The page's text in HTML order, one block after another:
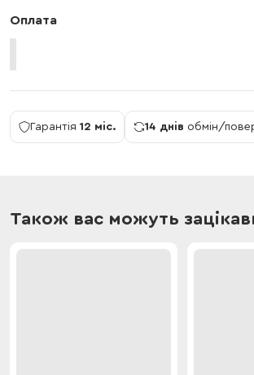
Оплата
Гарантія 12 міс. 14 днів обмін/
Також вас можуть